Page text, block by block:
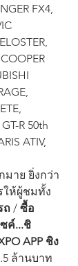
FX4,
R 50th
ATIV,
าย ยิ่งกว่า
ให้ผู้ชมทั้ง
ถ / ซื้อ
ค์...ชิ
APP ชิง
ล้านบาท